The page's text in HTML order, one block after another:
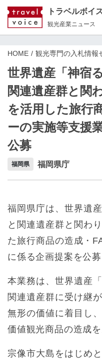
トラベルボイ
観光産業ニュース
HOME 観光専門の入札情報
世界遺産「神宿
関連遺産群と関
を活用した旅行
ーの実施等支援
公募
福岡県 福岡県庁
福岡県庁は、世界遺
と関連遺産群と関わ
た旅行商品の造成・
に係る企画提案を公募
本業務は、世界遺産
関連遺産群に受け継
無形の価値に着目し
価値観光商品の造成
宗像市大島をはじめ